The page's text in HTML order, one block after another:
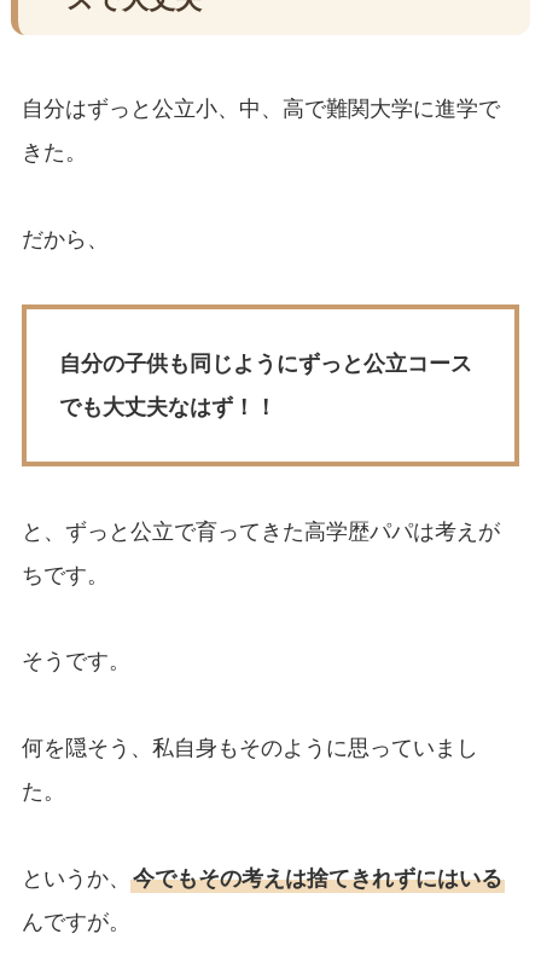
自分はずっと公立小、中、高で難関大学に進学で
きた。
だから、
自分の子供も同じようにずっと公立コース
でも大丈夫なはず！！
と、ずっと公立で育ってきた高学歴パパは考えが
ちです。
そうです。
何を隠そう、私自身もそのように思っていまし
た。
というか、 今でもその考えは捨てきれずにはいる
んですが。